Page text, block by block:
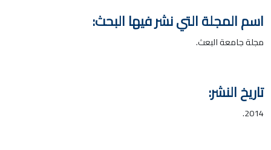
اسم المجلة التي نشر فيها البحث:
مجلة جامعة البعث.
تاريخ النشر:
2014.